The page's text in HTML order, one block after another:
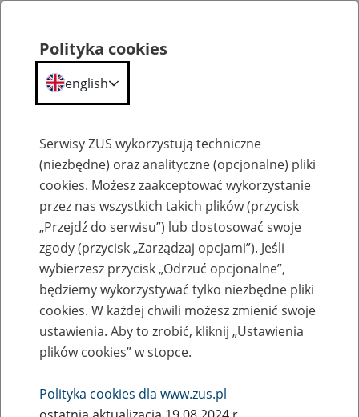
Szkolenia
Zaproś ZUS do siebie - zakładanie profili
eZUS w siedzibie Twojej firmy
Rodzaj wydarzenia
Polityka cookies
english
Serwisy ZUS wykorzystują techniczne
(niezbędne) oraz analityczne (opcjonalne) pliki
cookies. Możesz zaakceptować wykorzystanie
przez nas wszystkich takich plików (przycisk
„Przejdź do serwisu”) lub dostosować swoje
zgody (przycisk „Zarządzaj opcjami”). Jeśli
wybierzesz przycisk „Odrzuć opcjonalne”,
będziemy wykorzystywać tylko niezbędne pliki
cookies. W każdej chwili możesz zmienić swoje
ustawienia. Aby to zrobić, kliknij „Ustawienia
plików cookies” w stopce.
Polityka cookies dla www.zus.pl